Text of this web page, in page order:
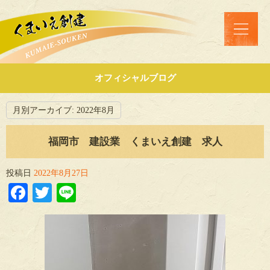
オフィシャルブログ
月別アーカイブ: 2022年8月
福岡市 建設業 くまいえ創建 求人
投稿日 2022年8月27日
Facebook
Twitter